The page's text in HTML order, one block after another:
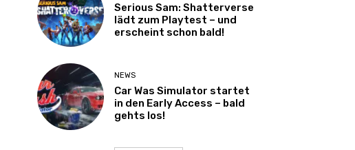
Serious Sam: Shatterverse
lädt zum Playtest – und
erscheint schon bald!
NEWS
Car Was Simulator startet
in den Early Access – bald
gehts los!